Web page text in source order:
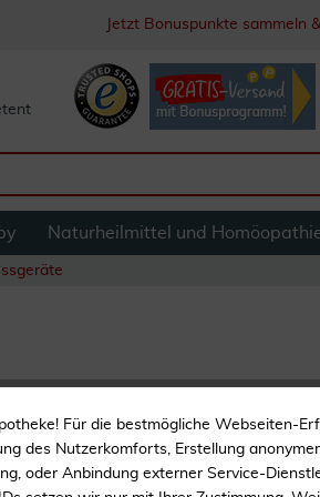
Jetzt Bonuspunkte sammeln
Naturheilmittel und
Omron
Stück
Für die bestmögliche Webseiten-
des Nutzerkomforts, Erstellung
oder Anbindung externer Service-